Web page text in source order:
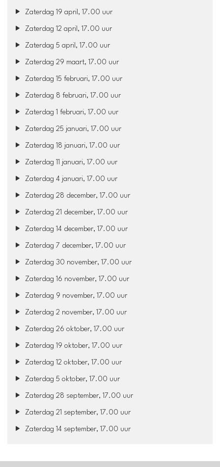
Zaterdag 19 april, 17.00 uur
Zaterdag 12 april, 17.00 uur
Zaterdag 5 april, 17.00 uur
Zaterdag 29 maart, 17.00 uur
Zaterdag 15 februari, 17.00 uur
Zaterdag 8 februari, 17.00 uur
Zaterdag 1 februari, 17.00 uur
Zaterdag 25 januari, 17.00 uur
Zaterdag 18 januari, 17.00 uur
Zaterdag 11 januari, 17.00 uur
Zaterdag 4 januari, 17.00 uur
Zaterdag 28 december, 17.00 uur
Zaterdag 21 december, 17.00 uur
Zaterdag 14 december, 17.00 uur
Zaterdag 7 december, 17.00 uur
Zaterdag 30 november, 17.00 uur
Zaterdag 16 november, 17.00 uur
Zaterdag 9 november, 17.00 uur
Zaterdag 2 november, 17.00 uur
Zaterdag 26 oktober, 17.00 uur
Zaterdag 19 oktober, 17.00 uur
Zaterdag 12 oktober, 17.00 uur
Zaterdag 5 oktober, 17.00 uur
Zaterdag 28 september, 17.00 uur
Zaterdag 21 september, 17.00 uur
Zaterdag 14 september, 17.00 uur